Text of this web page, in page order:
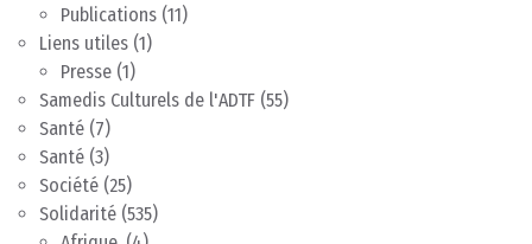
Publications (11)
Liens utiles (1)
Presse (1)
Samedis Culturels de l'ADTF (55)
Santé (7)
Santé (3)
Société (25)
Solidarité (535)